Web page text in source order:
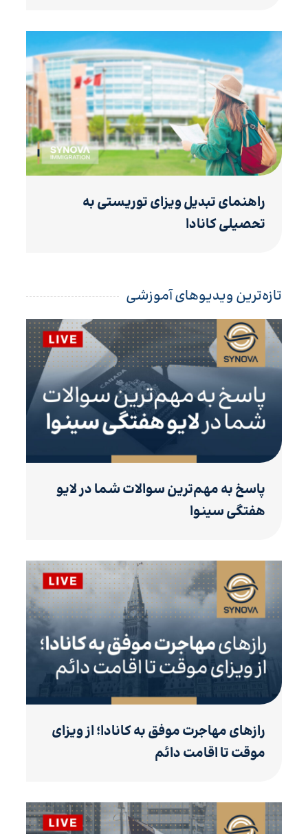
راهنمای تبدیل ویزای توریستی به
تحصیلی کانادا
تازه‌ترین ویدیوهای آموزشی
پاسخ به مهم‌ترین سوالات شما در لایو
هفتگی سینوا
رازهای مهاجرت موفق به کانادا؛ از ویزای
موقت تا اقامت دائم